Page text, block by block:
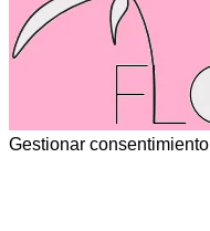
Gestionar consentimiento